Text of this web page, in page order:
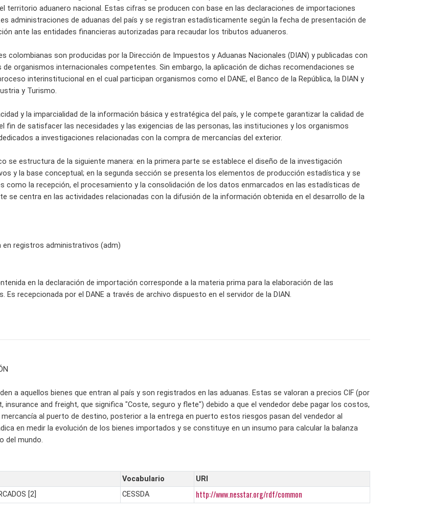
territorio aduanero nacional. Estas cifras se producen con base en las declaraciones de importaciones
administraciones de aduanas del país y se registran estadísticamente según la fecha de presentación de
ante las entidades financieras autorizadas para recaudar los tributos aduaneros.
colombianas son producidas por la Dirección de Impuestos y Aduanas Nacionales (DIAN) y publicadas con
de organismos internacionales competentes. Sin embargo, la aplicación de dichas recomendaciones se
interinstitucional en el cual participan organismos como el DANE, el Banco de la República, la DIAN y
y Turismo.
y la imparcialidad de la información básica y estratégica del país, y le compete garantizar la calidad de
fin de satisfacer las necesidades y las exigencias de las personas, las instituciones y los organismos
a investigaciones relacionadas con la compra de mercancías del exterior.
se estructura de la siguiente manera: en la primera parte se establece el diseño de la investigación
y la base conceptual; en la segunda sección se presenta los elementos de producción estadística y se
como la recepción, el procesamiento y la consolidación de los datos enmarcados en las estadísticas de
se centra en las actividades relacionadas con la difusión de la información obtenida en el desarrollo de la
en registros administrativos (adm)
en la declaración de importación corresponde a la materia prima para la elaboración de las
recepcionada por el DANE a través de archivo dispuesto en el servidor de la DIAN.
a aquellos bienes que entran al país y son registrados en las aduanas. Estas se valoran a precios CIF (por
insurance and freight, que significa "Coste, seguro y flete") debido a que el vendedor debe pagar los costos,
al puerto de destino, posterior a la entrega en puerto estos riesgos pasan del vendedor al
en medir la evolución de los bienes importados y se constituye en un insumo para calcular la balanza
del mundo.
Vocabulario
URI
[2]
CESSDA http://www.nesstar.org/rdf/common